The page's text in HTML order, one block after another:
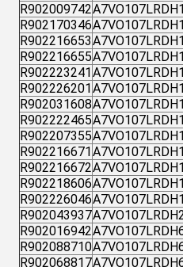
R902009742
R902170346
R902216653
R902216655
R902223241
R902226201
R902031608
R902222465
R902207355
R902216671
R902216672
R902218606
R902226046
R902043937
R902016942
R902088710
R902068817